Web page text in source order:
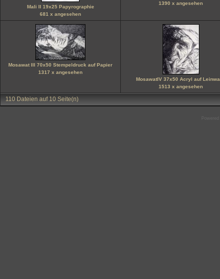
Mali II 19x25 Papyrographie
681 x angesehen
1390 x angesehen
Mosawat III 70x50 Stempeldruck auf Papier
1317 x angesehen
MosawatIV 37x50 Acryl auf
1513 x angesehen
110 Dateien auf 10 Seite(n)